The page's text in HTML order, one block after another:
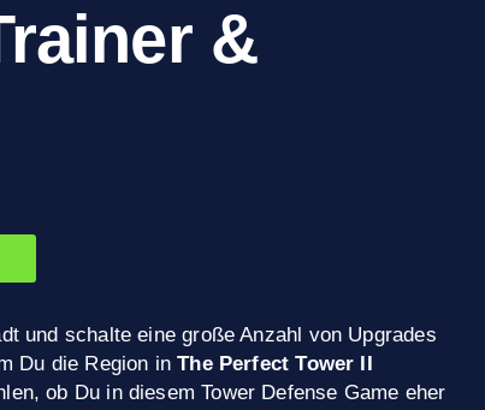
&
und schalte eine große Anzahl von Upgrades
Du die Region inThe Perfect Tower II
ob Du in diesem Tower Defense Game eher